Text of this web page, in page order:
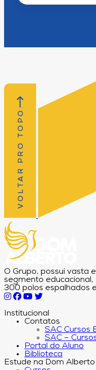
VOLTAR PRO TOPO
O Grupo, possui vasta
segmento
300 polos espalhados
Institucional
Contatos
SAC Cursos
SAC –
Portal do Aluno
Biblioteca
Estude na Dom Alberto